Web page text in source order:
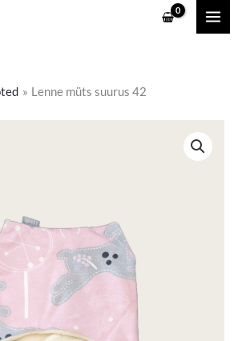
Lenne müts suurus 42